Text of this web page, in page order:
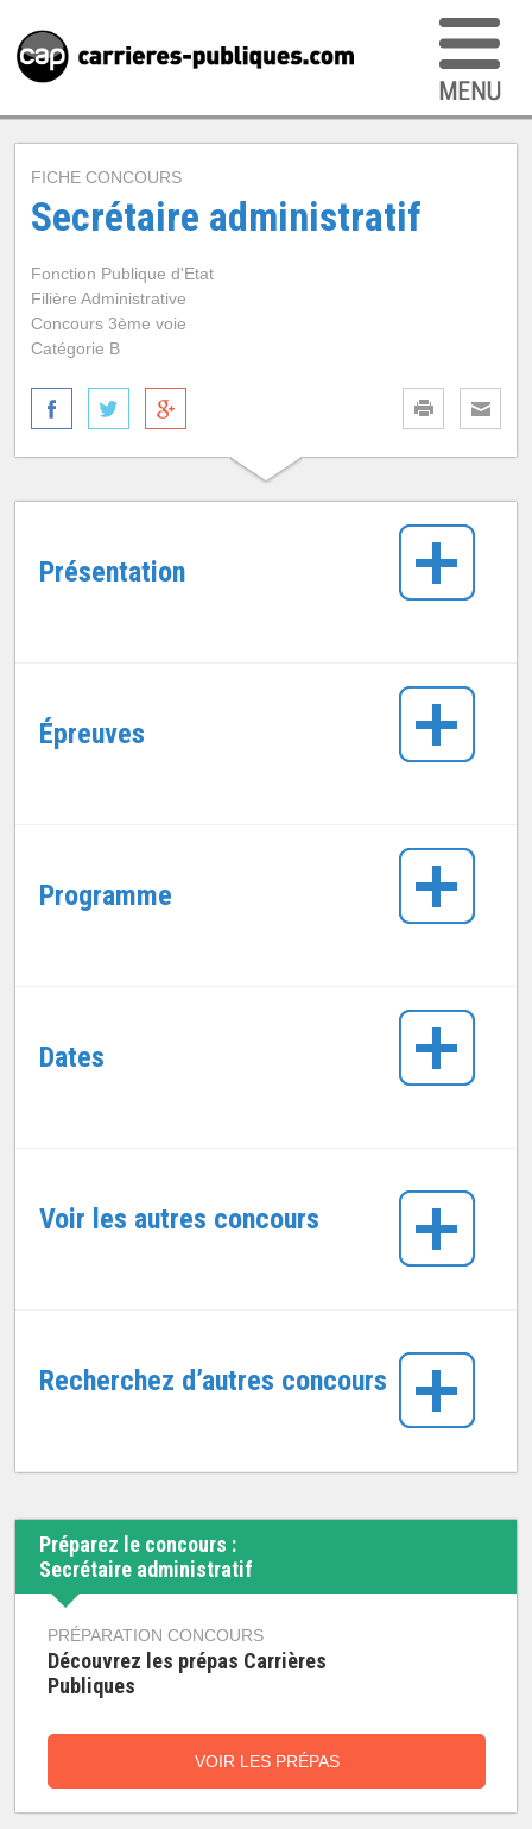
FICHE CONCOURS
Secrétaire administratif
Fonction Publique d'Etat
Filière Administrative
Concours 3ème voie
Catégorie B
Présentation
Épreuves
Programme
Dates
Voir les autres concours
Recherchez d’autres concours
Préparez le concours :
Secrétaire administratif
PRÉPARATION CONCOURS
Découvrez les prépas Carrières
Publiques
VOIR LES PRÉPAS